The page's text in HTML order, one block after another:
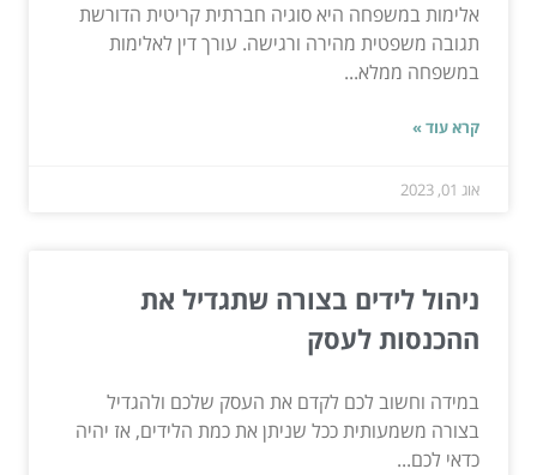
אלימות במשפחה היא סוגיה חברתית קריטית הדורשת
תגובה משפטית מהירה ורגישה. עורך דין לאלימות
במשפחה ממלא...
קרא עוד »
אוג 01, 2023
ניהול לידים בצורה שתגדיל את
ההכנסות לעסק
במידה וחשוב לכם לקדם את העסק שלכם ולהגדיל
בצורה משמעותית ככל שניתן את כמת הלידים, אז יהיה
כדאי לכם...